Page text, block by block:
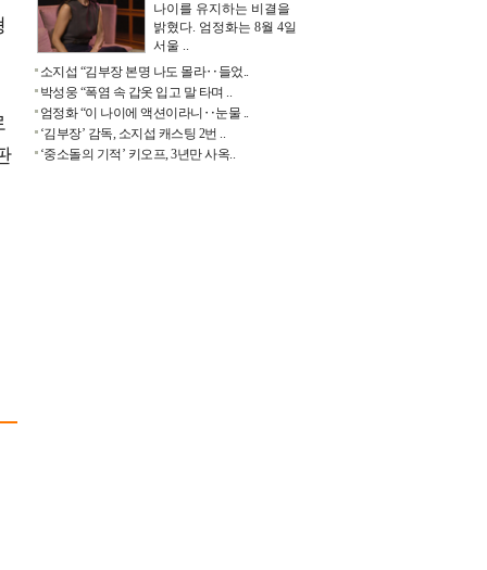
나이를 유지하는 비결을
밝혔다. 엄정화는 8월 4일
서울 ..
소지섭 “김부장 본명 나도 몰라‥들었..
박성웅 “폭염 속 갑옷 입고 말 타며 ..
엄정화 “이 나이에 액션이라니‥눈물 ..
‘김부장’ 감독, 소지섭 캐스팅 2번 ..
‘중소돌의 기적’ 키오프, 3년만 사옥..